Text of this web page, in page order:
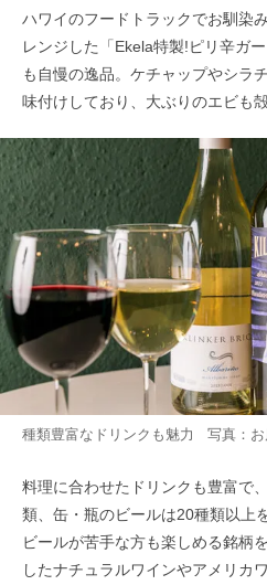
ハワイのフードトラックでお馴染
レンジした「Ekela特製!ピリ辛ガ
も自慢の逸品。ケチャップやシラ
味付けしており、大ぶりのエビも
種類豊富なドリンクも魅力 写真：お
料理に合わせたドリンクも豊富で
類、缶・瓶のビールは20種類以上
ビールが苦手な方も楽しめる銘柄
したナチュラルワインやアメリカ